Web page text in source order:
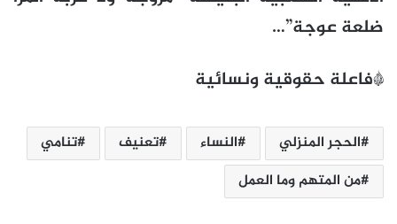
ضلعة عوجة”…
*فاعلة حقوقية ونسائية
الحجر المنزلي النساء تعنيف
تنامي
من المتهم وما العمل